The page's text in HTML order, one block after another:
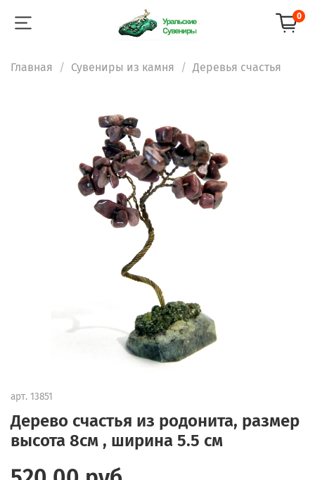
0
Главная Сувениры из камня Деревья счастья
арт. 13851
Дерево счастья из родонита, размер
высота 8см , ширина 5.5 см